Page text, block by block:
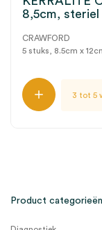
8,5cm, steriel
CRAWFORD
5 stuks, 8.5cm x
3 tot 5
Product categorieën